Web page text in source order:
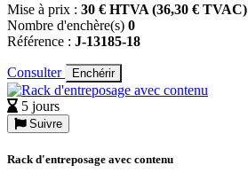
Mise à prix : 30 € HTVA (36,30 € TVAC)
Nombre d'enchère(s) 0
Référence : J-13185-18
Consulter Enchérir
5 jours
Suivre
Rack d'entreposage avec contenu